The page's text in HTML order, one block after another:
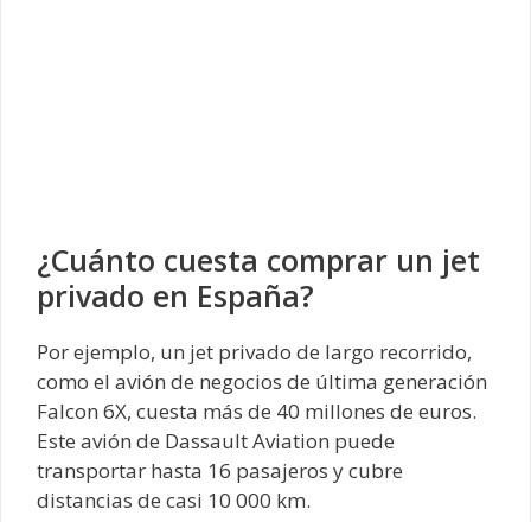
¿Cuánto cuesta comprar un jet
privado en España?
Por ejemplo, un jet privado de largo recorrido,
como el avión de negocios de última generación
Falcon 6X, cuesta más de 40 millones de euros.
Este avión de Dassault Aviation puede
transportar hasta 16 pasajeros y cubre
distancias de casi 10 000 km.